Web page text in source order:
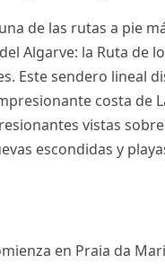
de las rutas a pie
Algarve: la Ruta de
Este sendero lineal
costa de
vistas sobre
escondidas y
en Praia da